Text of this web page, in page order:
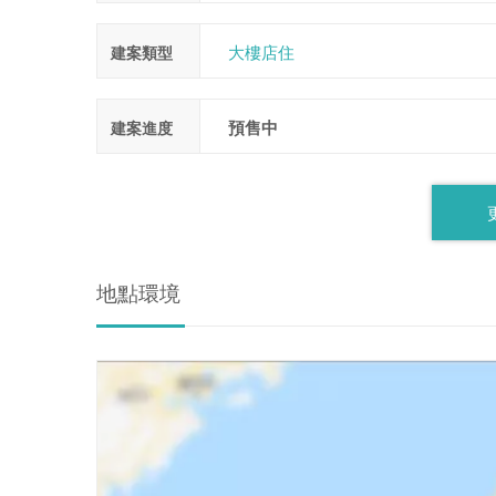
建案類型 大樓店住
建案進度 預售中
地點環境